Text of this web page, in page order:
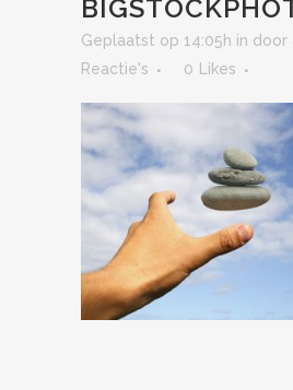
Geplaatst op 14:05h in door
Reactie's
0 Likes